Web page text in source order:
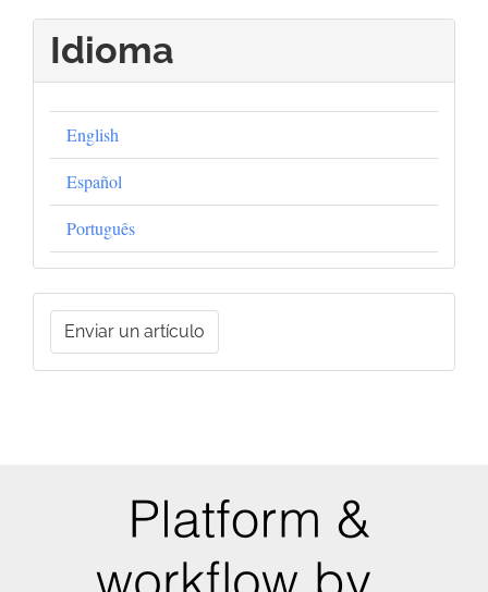
Idioma
English
Español
Português
Enviar
unEnviar un artículo